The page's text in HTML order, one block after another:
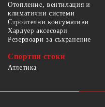
Отопление, вентилация и
климатични системи
Строителни консумативи
Хардуер аксесоари
Резервоари за съхранение
Спортни стоки
Атлетика